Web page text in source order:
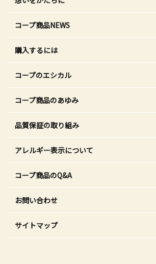
コープ商品NEWS
購入するには
コープのエシカル
コープ商品のあゆみ
品質保証の取り組み
アレルギー表示について
コープ商品のQ&A
お問い合わせ
サイトマップ